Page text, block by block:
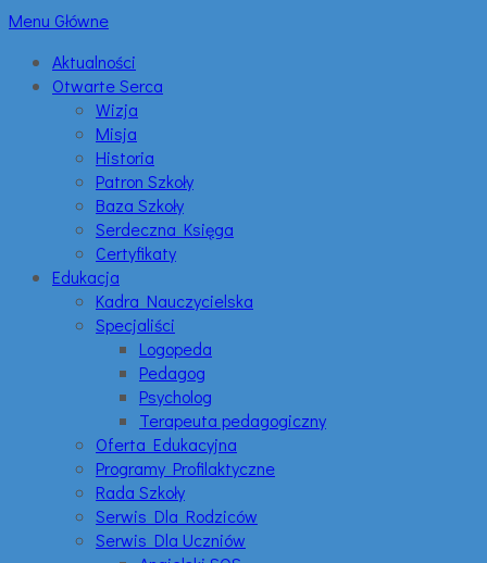
Menu Główne
Aktualności
Otwarte Serca
Wizja
Misja
Historia
Patron Szkoły
Baza Szkoły
Serdeczna Księga
Certyfikaty
Edukacja
Kadra Nauczycielska
Specjaliści
Logopeda
Pedagog
Psycholog
Terapeuta pedagogiczny
Oferta Edukacyjna
Programy Profilaktyczne
Rada Szkoły
Serwis Dla Rodziców
Serwis Dla Uczniów